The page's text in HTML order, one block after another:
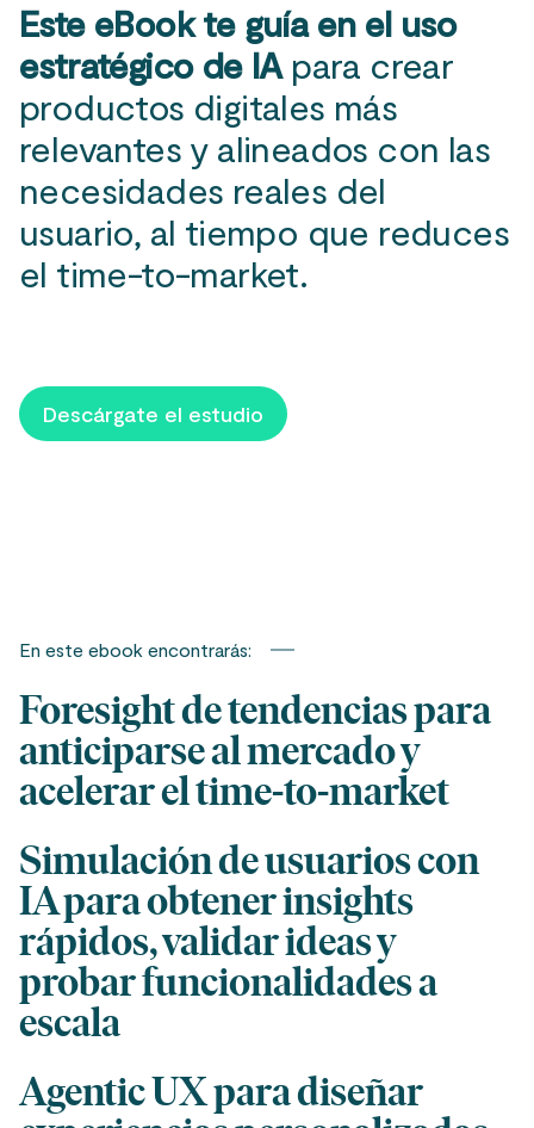
Este eBook te guía en el uso
estratégico de IApara crear
productos digitales más
relevantes y alineados con las
necesidades reales del
usuario, al tiempo que reduces
el time-to-market.
Descárgate el estudio
En este ebook encontrarás:
Foresight de tendencias para
anticiparse al mercado y
acelerar el time-to-market
Simulación de usuarios con
IA para obtener insights
rápidos, validar ideas y
probar funcionalidades a
escala
Agentic UX para diseñar